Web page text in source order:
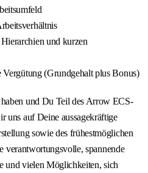
und kurzen
(Grundgehalt plus Bonus)
und Du Teil des Arrow ECS-
uns auf Deine aussagekräftige
sowie des frühestmöglichen
verantwortungsvolle, spannende
und vielen Möglichkeiten, sich